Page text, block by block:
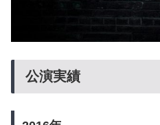
公演実績